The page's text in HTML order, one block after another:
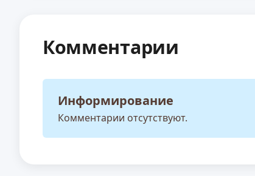
Комментарии
Информирование
Комментарии отсутствуют.